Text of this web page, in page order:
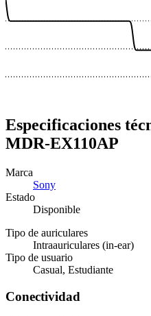
Especificaciones
MDR-EX110AP
Marca
Sony
Estado
Disponible
Tipo de auriculares
Intraauriculares (in-ear)
Tipo de usuario
Casual, Estudiante
Conectividad